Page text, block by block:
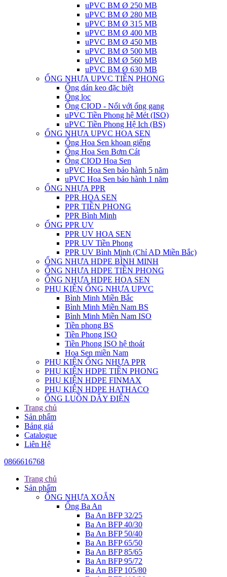
uPVC BM Ø 250 MB
uPVC BM Ø 280 MB
uPVC BM Ø 315 MB
uPVC BM Ø 400 MB
uPVC BM Ø 450 MB
uPVC BM Ø 500 MB
uPVC BM Ø 560 MB
uPVC BM Ø 630 MB
ỐNG NHỰA UPVC TIỀN PHONG
Ống dán keo đặc biệt
Ống lọc
Ống CIOD - Nối với ống gang
uPVC Tiền Phong hệ Mét (ISO)
uPVC Tiền Phong Hệ Ich (BS)
ỐNG NHỰA UPVC HOA SEN
Ống Hoa Sen khoan giếng
Ống Hoa Sen Bơm Cát
Ống CIOD Hoa Sen
uPVC Hoa Sen bảo hành 5 năm
uPVC Hoa Sen bảo hành 1 năm
ỐNG NHỰA PPR
PPR HOA SEN
PPR TIỀN PHONG
PPR Bình Minh
ỐNG PPR UV
PPR UV HOA SEN
PPR UV Tiền Phong
PPR UV Bình Minh (Chỉ AD Miền Bắc)
ỐNG NHỰA HDPE BÌNH MINH
ỐNG NHỰA HDPE TIỀN PHONG
ỐNG NHỰA HDPE HOA SEN
PHỤ KIỆN ỐNG NHỰA UPVC
Bình Minh Miền Bắc
Bình Minh Miền Nam BS
Bình Minh Miền Nam ISO
Tiền phong BS
Tiền Phong ISO
Tiền Phong ISO hệ thoát
Hoa Sen miền Nam
PHỤ KIỆN ỐNG NHỰA PPR
PHỤ KIỆN HDPE TIỀN PHONG
PHỤ KIỆN HDPE FINMAX
PHỤ KIỆN HDPE HATHACO
ỐNG LUỒN DÂY ĐIỆN
Trang chủ
Sản phẩm
Bảng giá
Catalogue
Liên Hệ
0866616768
Trang chủ
Sản phẩm
ỐNG NHỰA XOẮN
Ống Ba An
Ba An BFP 32/25
Ba An BFP 40/30
Ba An BFP 50/40
Ba An BFP 65/50
Ba An BFP 85/65
Ba An BFP 95/72
Ba An BFP 105/80